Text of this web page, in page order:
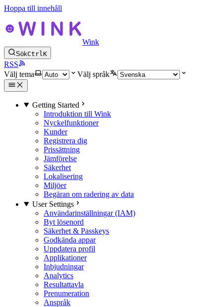
Hoppa till innehåll
Wink
SökCtrlK
RSS
Välj tema
Välj språk
Getting Started
Introduktion till Wink
Nyckelfunktioner
Kunder
Registrera dig
Prissättning
Jämförelse
Säkerhet
Lokalisering
Miljöer
Begäran om radering av data
User Settings
Användarinställningar (IAM)
Byt lösenord
Säkerhet & Passkeys
Godkända appar
Uppdatera profil
Applikationer
Inbjudningar
Analytics
Resultattavla
Prenumeration
Anspråk